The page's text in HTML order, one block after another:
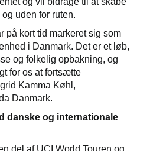
uden for ruten.
på kort tid markeret sig som
i Danmark. Det er et løb,
og folkelig opbakning, og
for os at fortsætte
Kamma Køhl,
Danmark.
danske og internationale
del af UCI World Touren og